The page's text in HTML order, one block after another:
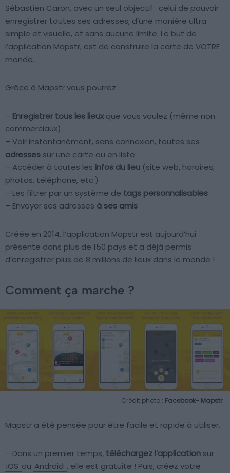
Sébastien Caron, avec un seul objectif : celui de pouvoir
enregistrer toutes ses adresses, d’une manière ultra
simple et visuelle, et sans aucune limite. Le but de
l’application Mapstr, est de construire la carte de VOTRE
monde.
Grâce à Mapstr vous pourrez :
– Enregistrer tous les lieuxque vous voulez (même non
commerciaux)
– Voir instantanément, sans connexion, toutes ses
adresses sur une carte ou en liste
– Accéder à toutes les infos du lieu (site web, horaires,
photos, téléphone, etc.)
– Les filtrer par un système de tags personnalisables
– Envoyer ses adresses à ses amis
Créée en 2014, l’application Mapstr est aujourd’hui
présente dans plus de 150 pays et a déjà permis
d’enregistrer plus de 8 millions de lieux dans le monde !
Comment ça marche ?
Crédit photo : Facebook- Mapstr
Mapstr a été pensée pour être facile et rapide à utiliser.
– Dans un premier temps, téléchargez l’application sur
iOS ou Android , elle est gratuite ! Puis, créez votre